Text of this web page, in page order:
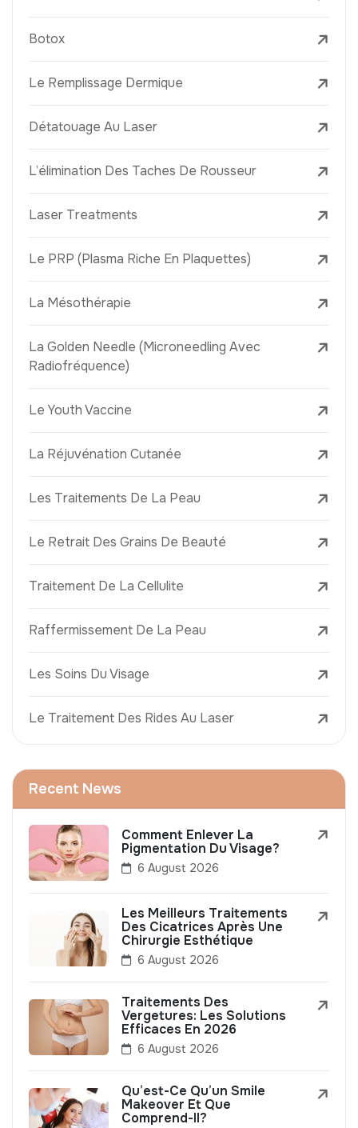
Botox
Le Remplissage Dermique
Détatouage Au Laser
L’élimination Des Taches De Rousseur
Laser Treatments
Le PRP (Plasma Riche En Plaquettes)
La Mésothérapie
La Golden Needle (Microneedling Avec
Radiofréquence)
Le Youth Vaccine
La Réjuvénation Cutanée
Les Traitements De La Peau
Le Retrait Des Grains De Beauté
Traitement De La Cellulite
Raffermissement De La Peau
Les Soins Du Visage
Le Traitement Des Rides Au Laser
Recent News
Comment Enlever La
Pigmentation Du Visage?
6 August 2026
Les Meilleurs Traitements
Des Cicatrices Après Une
Chirurgie Esthétique
6 August 2026
Traitements Des
Vergetures: Les Solutions
Efficaces En 2026
6 August 2026
Qu’est-Ce Qu’un Smile
Makeover Et Que
Comprend-Il?